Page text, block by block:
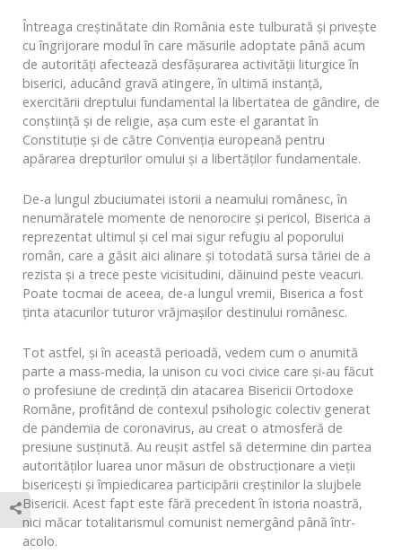
Întreaga creștinătate din România este tulburată și privește
cu îngrijorare modul în care măsurile adoptate până acum
de autorități afectează desfășurarea activității liturgice în
biserici, aducând gravă atingere, în ultimă instanță,
exercitării dreptului fundamental la libertatea de gândire, de
conștiință și de religie, așa cum este el garantat în
Constituție și de către Convenția europeană pentru
apărarea drepturilor omului și a libertăților fundamentale.
De-a lungul zbuciumatei istorii a neamului românesc, în
nenumăratele momente de nenorocire și pericol, Biserica a
reprezentat ultimul și cel mai sigur refugiu al poporului
român, care a găsit aici alinare și totodată sursa tăriei de a
rezista și a trece peste vicisitudini, dăinuind peste veacuri.
Poate tocmai de aceea, de-a lungul vremii, Biserica a fost
ținta atacurilor tuturor vrăjmașilor destinului românesc.
Tot astfel, și în această perioadă, vedem cum o anumită
parte a mass-media, la unison cu voci civice care și-au făcut
o profesiune de credință din atacarea Bisericii Ortodoxe
Române, profitând de contexul psihologic colectiv generat
de pandemia de coronavirus, au creat o atmosferă de
presiune susținută. Au reușit astfel să determine din partea
autorităților luarea unor măsuri de obstrucționare a vieții
bisericești și împiedicarea participării creștinilor la slujbele
Bisericii. Acest fapt este fără precedent în istoria noastră,
nici măcar totalitarismul comunist nemergând până într-
acolo.